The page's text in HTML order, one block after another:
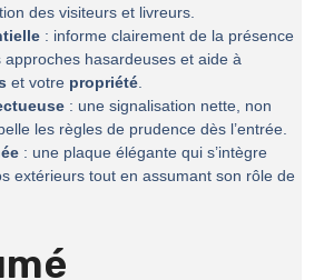
des visiteurs et livreurs.
: informe clairement de la présence
approches hasardeuses et aide à
et votre propriété.
: une signalisation nette, non
les règles de prudence dès l’entrée.
: une plaque élégante qui s’intègre
extérieurs tout en assumant son rôle de